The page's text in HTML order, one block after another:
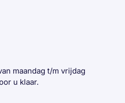
maandag t/m vrijdag
u klaar.